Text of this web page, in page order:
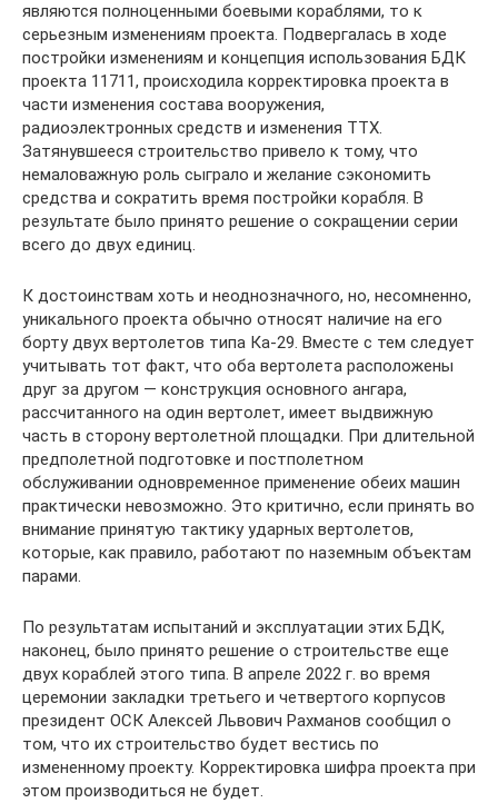
являются полноценными боевыми кораблями, то к
серьезным изменениям проекта. Подвергалась в ходе
постройки изменениям и концепция использования БДК
проекта 11711, происходила корректировка проекта в
части изменения состава вооружения,
радиоэлектронных средств и изменения ТТХ.
Затянувшееся строительство привело к тому, что
немаловажную роль сыграло и желание сэкономить
средства и сократить время постройки корабля. В
результате было принято решение о сокращении серии
всего до двух единиц.
К достоинствам хоть и неоднозначного, но, несомненно,
уникального проекта обычно относят наличие на его
борту двух вертолетов типа Ка-29. Вместе с тем следует
учитывать тот факт, что оба вертолета расположены
друг за другом — конструкция основного ангара,
рассчитанного на один вертолет, имеет выдвижную
часть в сторону вертолетной площадки. При длительной
предполетной подготовке и постполетном
обслуживании одновременное применение обеих машин
практически невозможно. Это критично, если принять во
внимание принятую тактику ударных вертолетов,
которые, как правило, работают по наземным объектам
парами.
По результатам испытаний и эксплуатации этих БДК,
наконец, было принято решение о строительстве еще
двух кораблей этого типа. В апреле 2022 г. во время
церемонии закладки третьего и четвертого корпусов
президент ОСК Алексей Львович Рахманов сообщил о
том, что их строительство будет вестись по
измененному проекту. Корректировка шифра проекта при
этом производиться не будет.